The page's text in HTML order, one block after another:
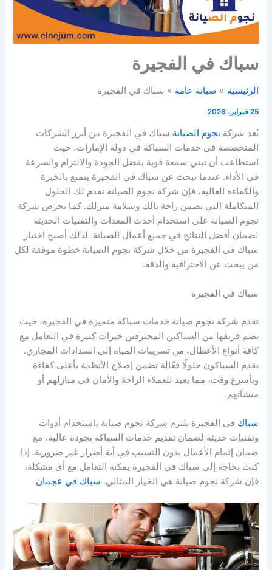
سباك في الفجيرة
الرئيسية صيانة عامة سباك في الفجيرة
25 فبراير، 2026
تُعد شركة نجوم الصيانة سباك في الفجيرة من أبرز الشركات
المتخصصة في خدمات السباكة في دولة الإمارات، حيث
استطاعت أن تبني سمعة قوية بفضل الجودة والالتزام والسرعة
في الأداء. عندما تبحث عن سباك في الفجيرة يتمتع بالخبرة
والكفاءة العالية، فإن شركة نجوم الصيانة تقدم لك الحلول
المتكاملة التي تضمن راحة بالك وسلامة منزلك. كما تحرص شركة
نجوم الصيانة على استخدام أحدث المعدات والتقنيات الحديثة
لضمان أفضل النتائج في جميع أعمال الصيانة. لذلك أصبح اختيار
سباك في الفجيرة من خلال شركة نجوم الصيانة خطوة موفقة لكل
من يبحث عن الاحترافية والدقة.
سباك في الفجيرة
تقدم شركة نجوم صيانة خدمات سباكة متميزة في الفجيرة، حيث
يضم فريقها من السباكين المحترفين خبرات كبيرة في التعامل مع
كافة أنواع الأعطال، من تسريبات المياه إلى انسدادات المجاري.
يقدم السباكون حلولًا فعّالة تضمن إصلاح الأنظمة بأعلى كفاءة
وبأسرع وقت، مما يعيد للعملاء الراحة والأمان في منازلهم أو
منشآتهم.
سباك في الفجيرة يلتزم شركة نجوم صيانة باستخدام أدوات
وتقنيات حديثة لضمان تقديم خدمات السباكة بجودة عالية، مع
ضمان إتمام الأعمال بدون التسبب في أية أضرار غير ضرورية. إذا
كنت بحاجة إلى سباك في الفجيرة يمكنه التعامل مع أي مشكلة،
فإن شركة نجوم صيانة هي الخيار المثالي. سباك في عجمان